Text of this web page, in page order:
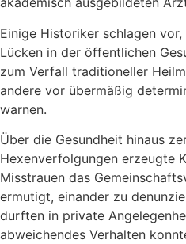
Einige Historiker schlagen
Lücken in der öffentlichen
zum Verfall traditioneller
andere vor übermäßig
warnen.
Über die Gesundheit hinaus
Hexenverfolgungen erzeugte
Misstrauen das
ermutigt, einander zu
durften in private
abweichendes Verhalten